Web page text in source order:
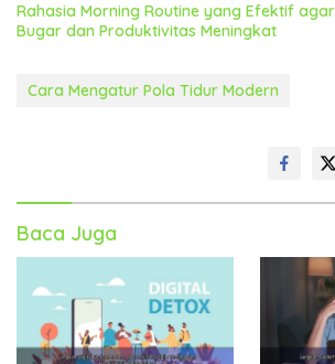
Rahasia Morning Routine yang Efektif
Bugar dan Produktivitas Meningkat
Cara Mengatur Pola Tidur Modern
Baca Juga